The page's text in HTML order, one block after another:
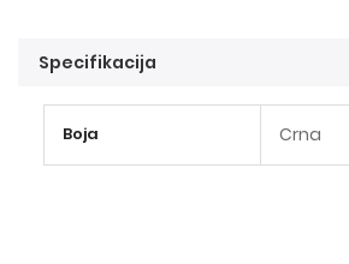
Specifikacija
informacija
Boja Crna